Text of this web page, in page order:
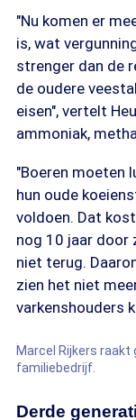
"Nu komen er
is, wat
strenger dan de
de oudere
eisen", vertelt
ammoniak,
"Boeren moeten
hun oude
voldoen. Dat
nog 10 jaar door
niet terug.
zien het niet
varkenshouders
Marcel Rijkers
familiebedrijf.
Derde